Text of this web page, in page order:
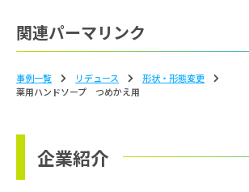
関連パーマリンク
事例一覧 リデュース
形状‧形態変更
薬用ハンドソープ つめかえ用
企業紹介